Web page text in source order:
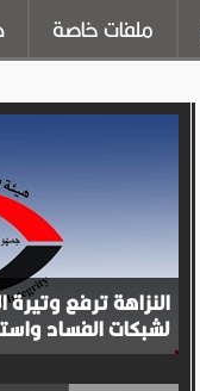
ملفات خاصة
النزاهة ترفع
لشبكات الفساد